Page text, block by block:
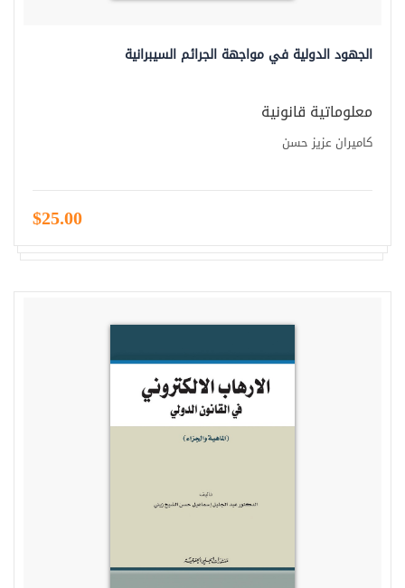
الجهود الدولية في مواجهة الجرائم السيبرانية
معلوماتية قانونية
كاميران عزيز حسن
$25.00